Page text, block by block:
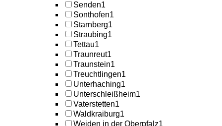
Senden1
Sonthofen1
Starnberg1
Straubing1
Tettau1
Traunreut1
Traunstein1
Treuchtlingen1
Unterhaching1
Unterschleißheim1
Vaterstetten1
Waldkraiburg1
Weiden in der Oberpfalz1